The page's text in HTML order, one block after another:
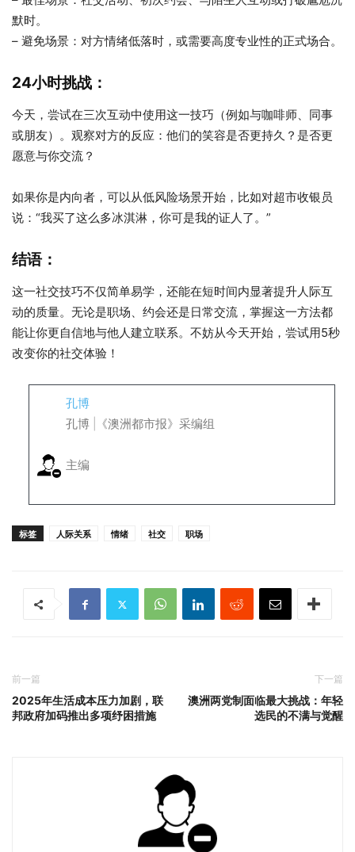
默时。
– 避免场景：对方情绪低落时，或需要高度专业性的正式场合。
24小时挑战：
今天，尝试在三次互动中使用这一技巧（例如与咖啡师、同事
或朋友）。观察对方的反应：他们的笑容是否更持久？是否更
愿意与你交流？
如果你是内向者，可以从低风险场景开始，比如对超市收银员
说：“我买了这么多冰淇淋，你可是我的证人了。”
结语：
这一社交技巧不仅简单易学，还能在短时间内显著提升人际互
动的质量。无论是职场、约会还是日常交流，掌握这一方法都
能让你更自信地与他人建立联系。不妨从今天开始，尝试用5秒
改变你的社交体验！
孔博
孔博 |《澳洲都市报》采编组
主编
标签 人际关系 情绪 社交 职场
前一篇
2025年生活成本压力加剧，联
邦政府加码推出多项纾困措施
下一篇
澳洲两党制面临最大挑战：年轻
选民的不满与觉醒